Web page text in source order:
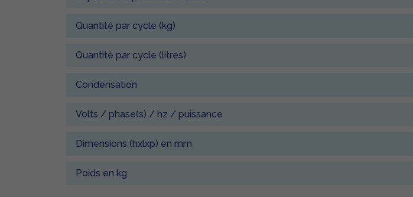
Quantité par cycle (kg)
Quantité par cycle (litres)
Condensation
Volts / phase(s) / hz / puissance
Dimensions (hxlxp) en mm
Poids en kg